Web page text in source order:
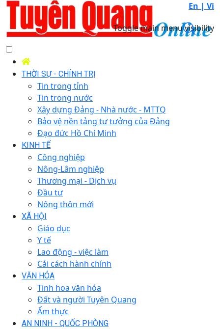
En | Vi
Toggle main menu visibility
THỜI SỰ - CHÍNH TRỊ
Tin trong tỉnh
Tin trong nước
Xây dựng Đảng - Nhà nước - MTTQ
Bảo vệ nền tảng tư tưởng của Đảng
Đạo đức Hồ Chí Minh
KINH TẾ
Công nghiệp
Nông-Lâm nghiệp
Thương mại - Dịch vụ
Đầu tư
Nông thôn mới
XÃ HỘI
Giáo dục
Y tế
Lao động - việc làm
Cải cách hành chính
VĂN HÓA
Tinh hoa văn hóa
Đất và người Tuyên Quang
Ẩm thực
AN NINH - QUỐC PHÒNG